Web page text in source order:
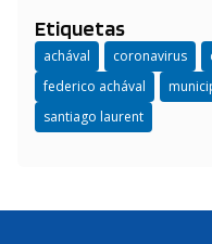
Etiquetas
achával coronavirus
federico achával
santiago laurent